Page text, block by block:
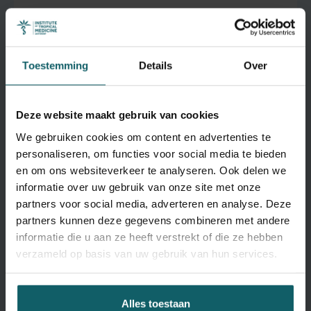
Toestemming Details Over
Deze website maakt gebruik van cookies
We gebruiken cookies om content en advertenties te
personaliseren, om functies voor social media te bieden
en om ons websiteverkeer te analyseren. Ook delen we
informatie over uw gebruik van onze site met onze
partners voor social media, adverteren en analyse. Deze
partners kunnen deze gegevens combineren met andere
informatie die u aan ze heeft verstrekt of die ze hebben
verzameld op basis van uw gebruik van hun services.
Alles toestaan
WHO-testlaboratorium
Nationaal
Referentielaboratorium voor
Infectie- en Tropische Ziekten
Open